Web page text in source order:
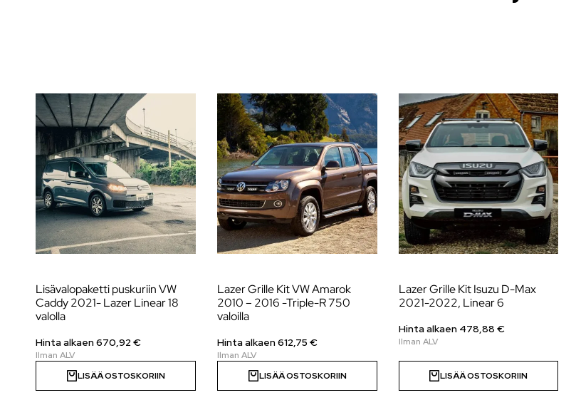
Lisävalopaketti puskuriin VW
Caddy 2021- Lazer Linear 18
valolla
Hinta alkaen670,92 €
LISÄÄ OSTOSKORIIN
Lazer Grille Kit VW Amarok
2010 – 2016 -Triple-R 750
valoilla
Hinta alkaen612,75 €
LISÄÄ OSTOSKORIIN
Lazer Grille Kit Isuzu D-Max
2021-2022, Linear 6
Hinta alkaen 478,88 €
LISÄÄ OSTOSKORIIN